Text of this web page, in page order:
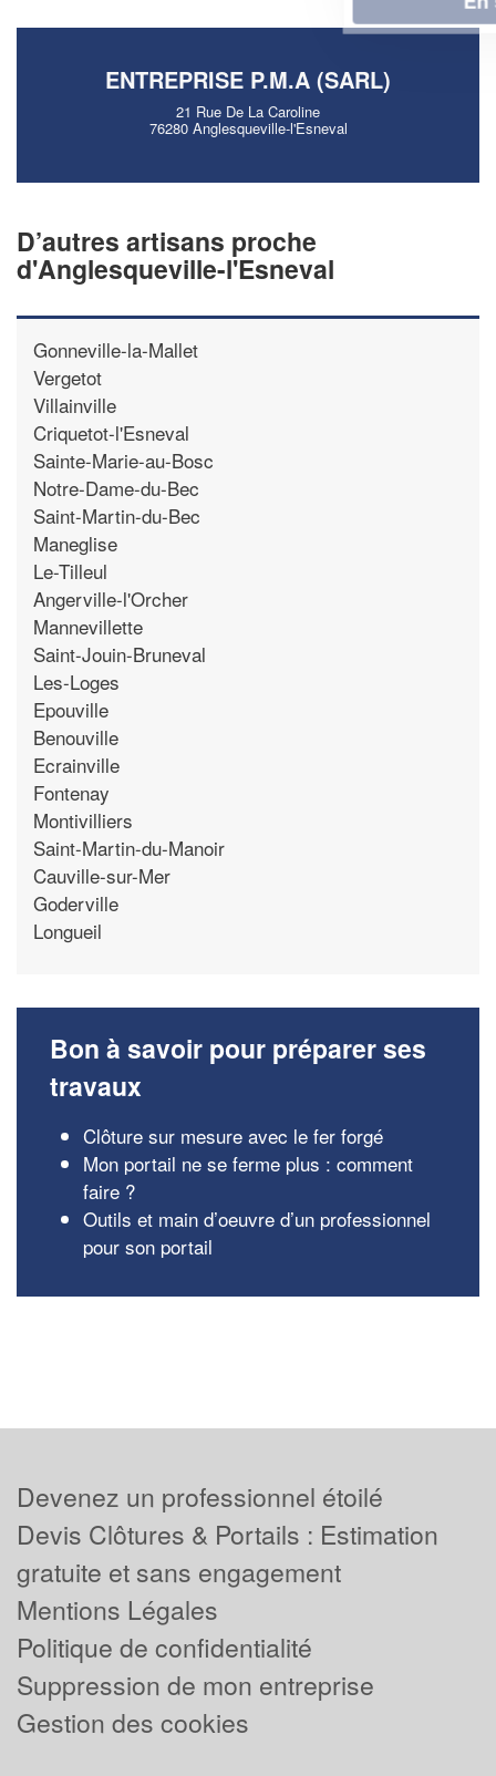
ENTREPRISE P.M.A (SARL)
21 Rue De La Caroline
76280 Anglesqueville-l'Esneval
D’autres artisans proche
d'Anglesqueville-l'Esneval
Gonneville-la-Mallet
Vergetot
Villainville
Criquetot-l'Esneval
Sainte-Marie-au-Bosc
Notre-Dame-du-Bec
Saint-Martin-du-Bec
Maneglise
Le-Tilleul
Angerville-l'Orcher
Mannevillette
Saint-Jouin-Bruneval
Les-Loges
Epouville
Benouville
Ecrainville
Fontenay
Montivilliers
Saint-Martin-du-Manoir
Cauville-sur-Mer
Goderville
Longueil
Bon à savoir pour préparer ses
travaux
Clôture sur mesure avec le fer forgé
Mon portail ne se ferme plus : comment
faire ?
Outils et main d’oeuvre d’un professionnel
pour son portail
Devenez un professionnel étoilé
Devis Clôtures & Portails : Estimation
gratuite et sans engagement
Mentions Légales
Politique de confidentialité
Suppression de mon entreprise
Gestion des cookies